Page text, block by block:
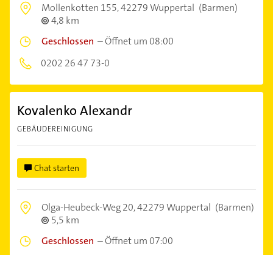
Mollenkotten 155,42279 Wuppertal (Barmen)
4,8 km
Geschlossen –Öffnet um 08:00
0202 26 47 73-0
Kovalenko Alexandr
GEBÄUDEREINIGUNG
Chat starten
Olga-Heubeck-Weg 20,42279 Wuppertal (Barmen)
5,5 km
Geschlossen –Öffnet um 07:00